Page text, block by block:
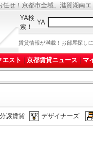
せ！京都市全域、滋賀湖南
YA検
索！
YA
賃貸情報が満載！お部屋探し
エスト 京都賃貸ニュース マ
分譲賃貸 デザイナーズ